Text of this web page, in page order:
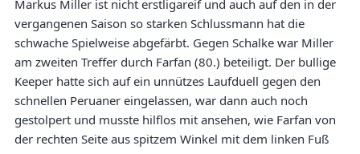
Markus Miller ist nicht erstligareif und auch auf den in der
vergangenen Saison so starken Schlussmann hat die
schwache Spielweise abgefärbt. Gegen Schalke war Miller
am zweiten Treffer durch Farfan (80.) beteiligt. Der bullige
Keeper hatte sich auf ein unnützes Laufduell gegen den
schnellen Peruaner eingelassen, war dann auch noch
gestolpert und musste hilflos mit ansehen, wie Farfan von
der rechten Seite aus spitzem Winkel mit dem linken Fuß